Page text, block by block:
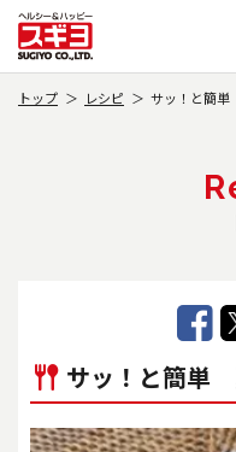
トップ レシピ サッ！と簡
サッ！と簡単